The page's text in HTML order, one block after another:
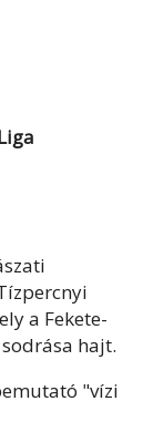
a Fekete-
hajt.
"vízi